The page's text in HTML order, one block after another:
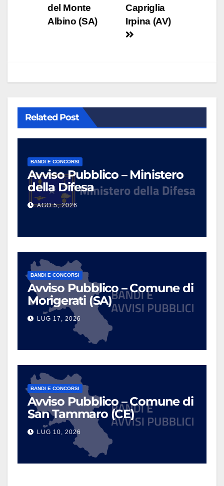
Capriglia
Irpina (AV)
del Monte
Albino (SA)
Related Post
BANDI E CONCORSI
Avviso Pubblico – Ministero
della Difesa
AGO 5, 2026
BANDI E CONCORSI
Avviso Pubblico – Comune di
Morigerati (SA)
LUG 17, 2026
BANDI E CONCORSI
Avviso Pubblico – Comune di
San Tammaro (CE)
LUG 10, 2026